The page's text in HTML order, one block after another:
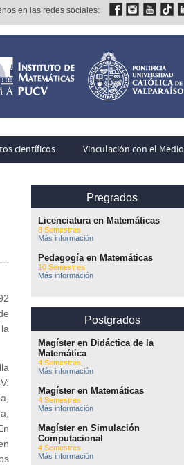
en las redes sociales:
científicos Vinculación con el Medio
Pregrados
Licenciatura en Matemáticas
8 Semestres
Más información
Pedagogía en Matemáticas
10 Semestres
Más información
Postgrados
Magíster en Didáctica de la
Matemática
4 Semestres
Más información
Magíster en Matemáticas
4 Semestres
Más información
Magíster en Simulación
Computacional
4 Semestres
Más información